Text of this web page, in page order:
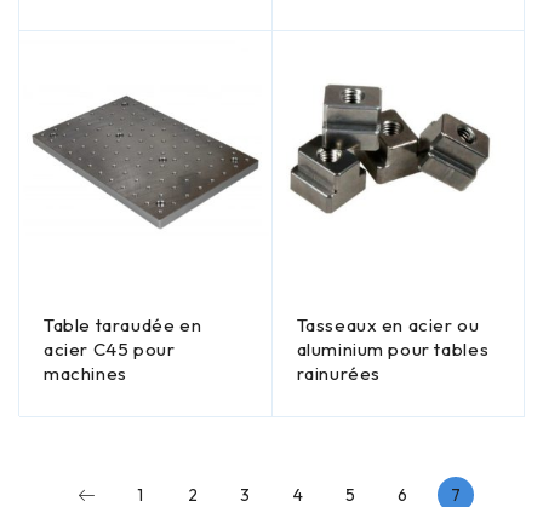
Table taraudée en
acier C45 pour
machines
Tasseaux en acier ou
aluminium pour tables
rainurées
1 2 3 4 5 6 7